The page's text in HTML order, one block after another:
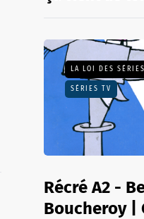
LA LOI DES
SÉRIES TV
Récré A2 -
Boucheroy |